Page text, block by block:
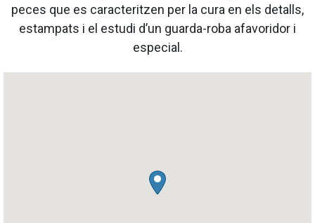
peces que es caracteritzen per la cura en els detalls,
estampats i el estudi d’un guarda-roba afavoridor i
especial.